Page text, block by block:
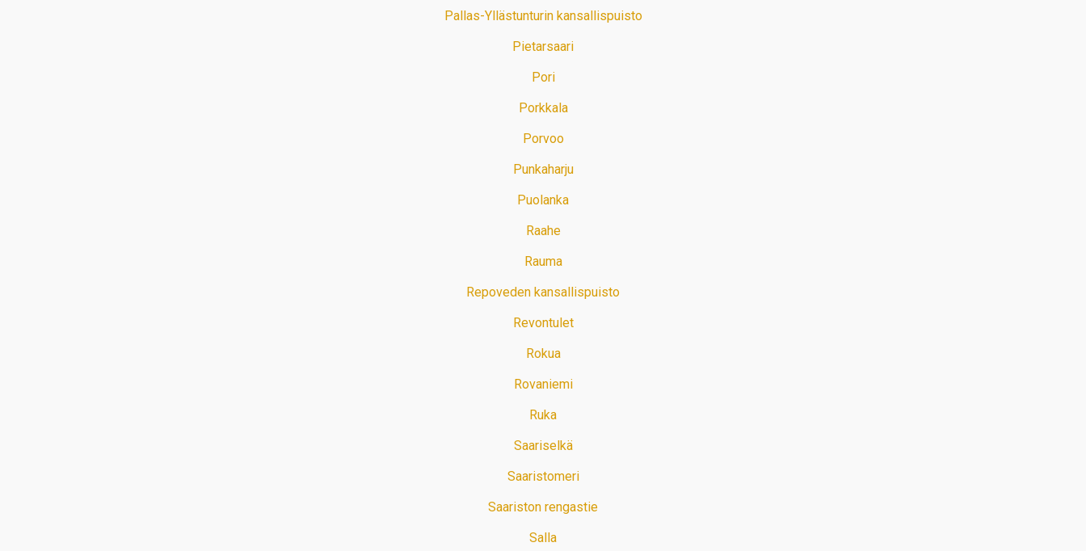
Pallas-Yllästunturin kansallispuisto
Pietarsaari
Pori
Porkkala
Porvoo
Punkaharju
Puolanka
Raahe
Rauma
Repoveden kansallispuisto
Revontulet
Rokua
Rovaniemi
Ruka
Saariselkä
Saaristomeri
Saariston rengastie
Salla